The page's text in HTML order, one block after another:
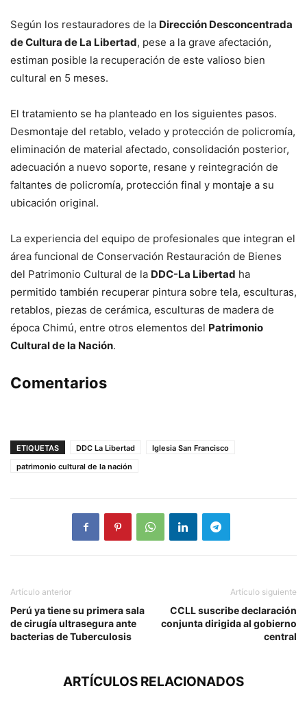
Según los restauradores de la Dirección Desconcentrada
de Cultura de La Libertad, pese a la grave afectación,
estiman posible la recuperación de este valioso bien
cultural en 5 meses.
El tratamiento se ha planteado en los siguientes pasos.
Desmontaje del retablo, velado y protección de policromía,
eliminación de material afectado, consolidación posterior,
adecuación a nuevo soporte, resane y reintegración de
faltantes de policromía, protección final y montaje a su
ubicación original.
La experiencia del equipo de profesionales que integran el
área funcional de Conservación Restauración de Bienes
del Patrimonio Cultural de la DDC-La Libertad ha
permitido también recuperar pintura sobre tela, esculturas,
retablos, piezas de cerámica, esculturas de madera de
época Chimú, entre otros elementos del Patrimonio
Cultural de la Nación.
Comentarios
ETIQUETAS DDC La Libertad
Iglesia San Francisco
patrimonio cultural de la nación
Artículo anterior
Perú ya tiene su primera sala
de cirugía ultrasegura ante
bacterias de Tuberculosis
Artículo siguiente
CCLL suscribe declaración
conjunta dirigida al gobierno
central
ARTÍCULOS RELACIONADOS